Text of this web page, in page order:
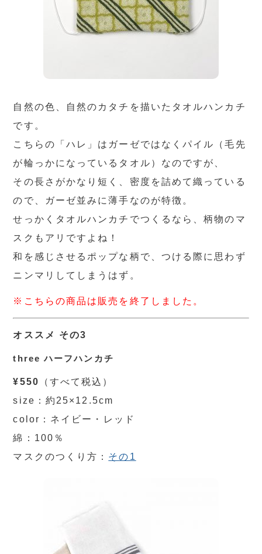
自然の色、自然のカタチを描いたタオルハンカチ
です。
こちらの「ハレ」はガーゼではなくパイル（毛先
が輪っかになっているタオル）なのですが、
その長さがかなり短く、密度を詰めて織っている
ので、ガーゼ並みに薄手なのが特徴。
せっかくタオルハンカチでつくるなら、柄物のマ
スクもアリですよね！
和を感じさせるポップな柄で、つける際に思わず
ニンマリしてしまうはず。
※こちらの商品は販売を終了しました。
オススメ その3
three ハーフハンカチ
¥550
（すべて税込）
size：約25×12.5cm
color：ネイビー・レッド
綿：100％
マスクのつくり方： その1